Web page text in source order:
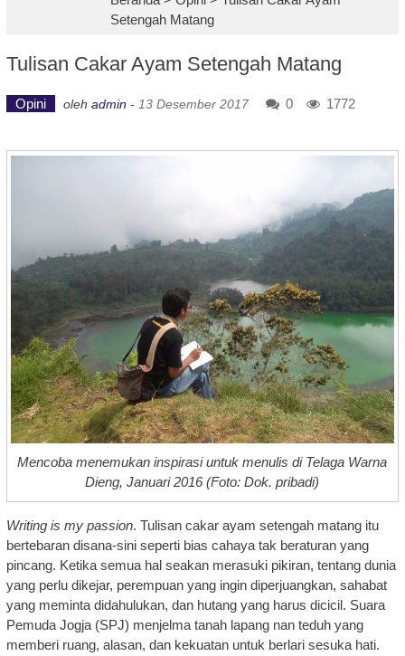
Setengah Matang
Tulisan Cakar Ayam Setengah Matang
Opini oleh admin - 13 Desember 2017 0 1772
Mencoba menemukan inspirasi untuk menulis di Telaga Warna
Dieng, Januari 2016 (Foto: Dok. pribadi)
Writing is my passion. Tulisan cakar ayam setengah matang itu
bertebaran disana-sini seperti bias cahaya tak beraturan yang
pincang. Ketika semua hal seakan merasuki pikiran, tentang dunia
yang perlu dikejar, perempuan yang ingin diperjuangkan, sahabat
yang meminta didahulukan, dan hutang yang harus dicicil. Suara
Pemuda Jogja (SPJ) menjelma tanah lapang nan teduh yang
memberi ruang, alasan, dan kekuatan untuk berlari sesuka hati.